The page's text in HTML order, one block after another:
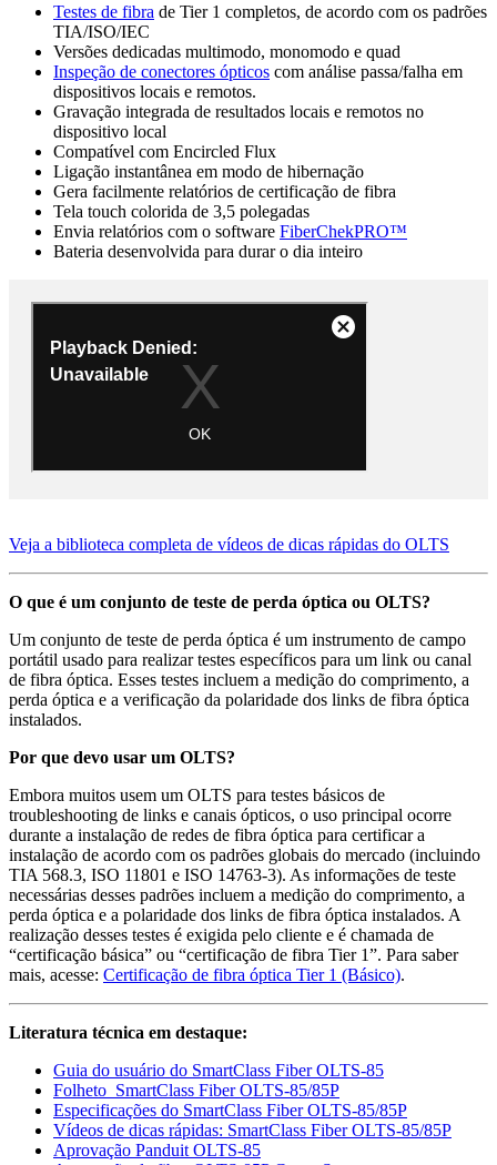
Testes de fibra de Tier 1 completos, de acordo com os padrões
TIA/ISO/IEC
Versões dedicadas multimodo, monomodo e quad
Inspeção de conectores ópticos com análise passa/falha em
dispositivos locais e remotos.
Gravação integrada de resultados locais e remotos no
dispositivo local
Compatível com Encircled Flux
Ligação instantânea em modo de hibernação
Gera facilmente relatórios de certificação de fibra
Tela touch colorida de 3,5 polegadas
Envia relatórios com o software FiberChekPRO™
Bateria desenvolvida para durar o dia inteiro
Veja a biblioteca completa de vídeos de dicas rápidas do OLTS
O que é um conjunto de teste de perda óptica ou OLTS?
Um conjunto de teste de perda óptica é um instrumento de campo
portátil usado para realizar testes específicos para um link ou canal
de fibra óptica. Esses testes incluem a medição do comprimento, a
perda óptica e a verificação da polaridade dos links de fibra óptica
instalados.
Por que devo usar um OLTS?
Embora muitos usem um OLTS para testes básicos de
troubleshooting de links e canais ópticos, o uso principal ocorre
durante a instalação de redes de fibra óptica para certificar a
instalação de acordo com os padrões globais do mercado (incluindo
TIA 568.3, ISO 11801 e ISO 14763-3). As informações de teste
necessárias desses padrões incluem a medição do comprimento, a
perda óptica e a polaridade dos links de fibra óptica instalados. A
realização desses testes é exigida pelo cliente e é chamada de
“certificação básica” ou “certificação de fibra Tier 1”. Para saber
mais, acesse: Certificação de fibra óptica Tier 1 (Básico).
Literatura técnica em destaque:
Guia do usuário do SmartClass Fiber OLTS-85
Folheto SmartClass Fiber OLTS-85/85P
Especificações do SmartClass Fiber OLTS-85/85P
Vídeos de dicas rápidas: SmartClass Fiber OLTS-85/85P
Aprovação Panduit OLTS-85